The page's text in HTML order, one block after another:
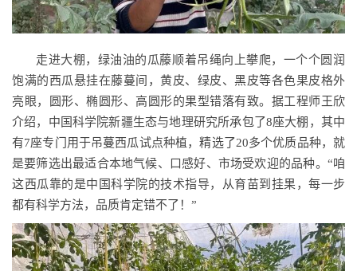
走进大棚，绿油油的瓜藤顺着吊绳向上攀爬，一个个圆润
饱满的西瓜悬挂在藤蔓间，黄皮、绿皮、黑皮等各色果皮格外
亮眼，圆形、椭圆形、高圆形的果型错落有致。据工程师王欣
介绍，中国科学院新疆生态与地理研究所承包了8座大棚，其中
有7座专门用于吊蔓西瓜试点种植，精选了20多个优质品种，就
是要筛选出最适合本地气候、口感好、市场受欢迎的品种。“咱
这西瓜靠的是中国科学院的技术指导，从育苗到挂果，每一步
都有科学方法，品质肯定错不了！”